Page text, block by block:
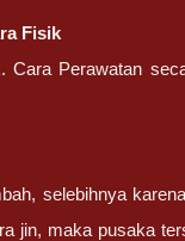
Fisik
Cara Perawatan
selebihnya
jin, maka pusaka